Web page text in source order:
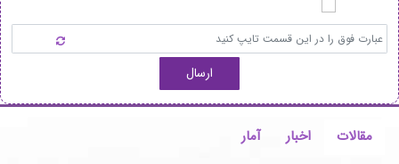
ارسال
مقالات اخبار آمار